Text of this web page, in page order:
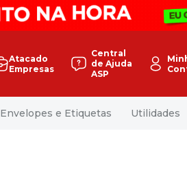
Atacado
Empresas
Central
de Ajuda
ASP
Envelopes e Etiquetas Utilidades